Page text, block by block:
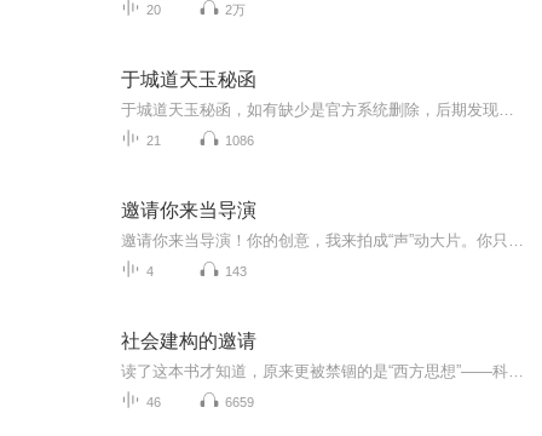
20 2万
于城道天玉秘函
21 1086
邀请你来当导演
4 143
社会建构的邀请
46 6659